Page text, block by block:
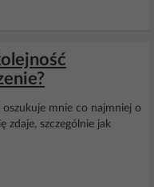
oszukuje mnie co najmniej o
zdaje, szczególnie jak